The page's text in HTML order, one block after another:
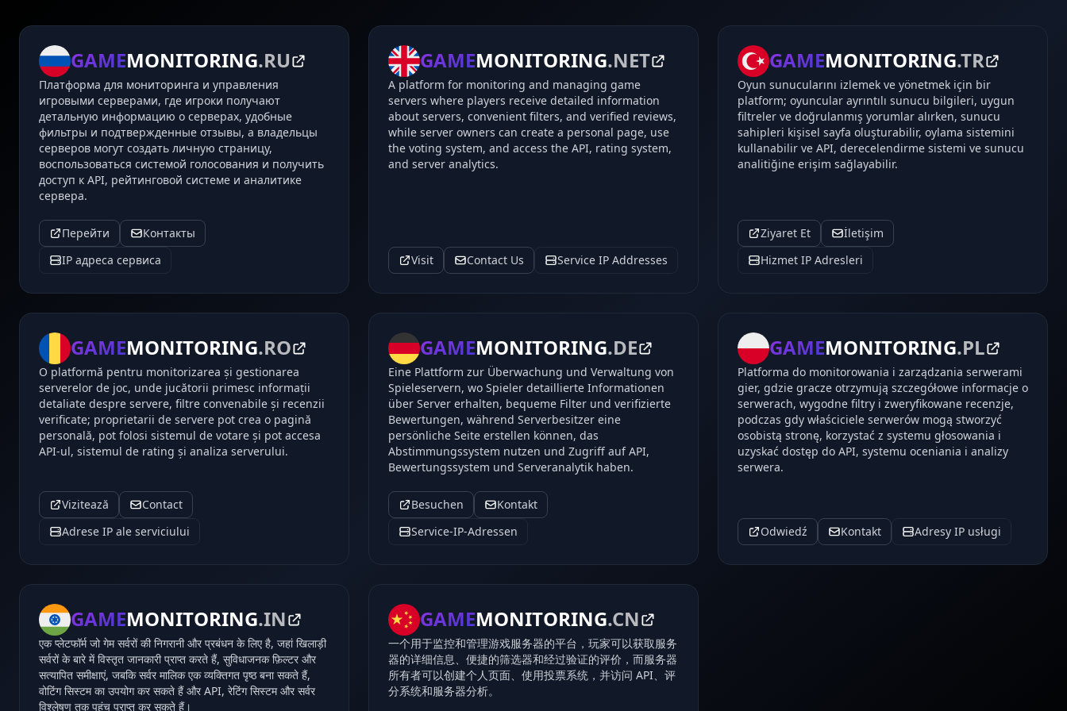
GAMEMONITORING.RU
Платформа для мониторинга и управления
игровыми серверами, где игроки получают
детальную информацию о серверах, удобные
фильтры и подтвержденные отзывы, а владельцы
серверов могут создать личную страницу,
воспользоваться системой голосования и получить
доступ к API, рейтинговой системе и аналитике
сервера.
Перейти
Контакты
IP адреса сервиса
GAMEMONITORING.NET
A platform for monitoring and managing game
servers where players receive detailed information
about servers, convenient filters, and verified reviews,
while server owners can create a personal page, use
the voting system, and access the API, rating system,
and server analytics.
Visit Contact Us Service IP Addresses
GAMEMONITORING.TR
Oyun sunucularını izlemek ve yönetmek için bir
platform; oyuncular ayrıntılı sunucu bilgileri, uygun
filtreler ve doğrulanmış yorumlar alırken, sunucu
sahipleri kişisel sayfa oluşturabilir, oylama sistemini
kullanabilir ve API, derecelendirme sistemi ve sunucu
analitiğine erişim sağlayabilir.
Ziyaret Et
İletişim
Hizmet IP Adresleri
GAMEMONITORING.RO
O platformă pentru monitorizarea și gestionarea
serverelor de joc, unde jucătorii primesc informații
detaliate despre servere, filtre convenabile și recenzii
verificate; proprietarii de servere pot crea o pagină
personală, pot folosi sistemul de votare și pot accesa
API-ul, sistemul de rating și analiza serverului.
Vizitează
Contact
Adrese IP ale serviciului
GAMEMONITORING.DE
Eine Plattform zur Überwachung und Verwaltung von
Spieleservern, wo Spieler detaillierte Informationen
über Server erhalten, bequeme Filter und verifizierte
Bewertungen, während Serverbesitzer eine
persönliche Seite erstellen können, das
Abstimmungssystem nutzen und Zugriff auf API,
Bewertungssystem und Serveranalytik haben.
Besuchen
Kontakt
Service-IP-Adressen
GAMEMONITORING.PL
Platforma do monitorowania i zarządzania serwerami
gier, gdzie gracze otrzymują szczegółowe informacje o
serwerach, wygodne filtry i zweryfikowane recenzje,
podczas gdy właściciele serwerów mogą stworzyć
osobistą stronę, korzystać z systemu głosowania i
uzyskać dostęp do API, systemu oceniania i analizy
serwera.
Odwiedź Kontakt Adresy IP usługi
GAMEMONITORING.IN
एक प्लेटफॉर्म जो गेम सर्वरों की निगरानी और प्रबंधन के लिए है, जहां खिलाड़ी
सर्वरों के बारे में विस्तृत जानकारी प्राप्त करते हैं, सुविधाजनक फ़िल्टर और
सत्यापित समीक्षाएं, जबकि सर्वर मालिक एक व्यक्तिगत पृष्ठ बना सकते हैं,
वोटिंग सिस्टम का उपयोग कर सकते हैं और API, रेटिंग सिस्टम और सर्वर
विश्लेषण तक पहुंच प्राप्त कर सकते हैं।
GAMEMONITORING.CN
一个用于监控和管理游戏服务器的平台，玩家可以获取服务
器的详细信息、便捷的筛选器和经过验证的评价，而服务器
所有者可以创建个人页面、使用投票系统，并访问 API、评
分系统和服务器分析。